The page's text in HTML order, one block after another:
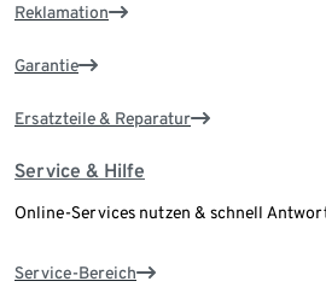
Reklamation
Garantie
Ersatzteile & Reparatur
Service & Hilfe
Online-Services nutzen & schnell
Service-Bereich